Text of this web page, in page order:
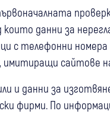
данни за
с телефонни
сайтове
и данни за
фирми. По